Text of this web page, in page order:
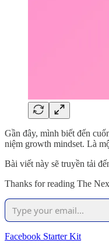
Gần đây, mình biết đến
niệm growth mindset. Là
Bài viết này sẽ truyền tải
Thanks for reading The
Facebook Starter Kit